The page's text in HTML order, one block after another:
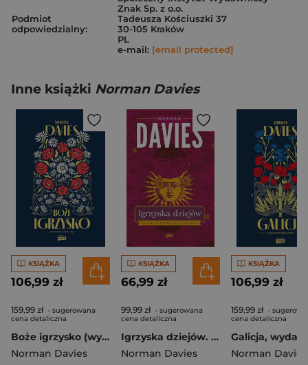
Podmiot
odpowiedzialny:
Znak Sp. z o.o.
Tadeusza Kościuszki 37
30-105 Kraków
PL
e-mail: [email protected]
Inne książki Norman Davies
KSIĄŻKA
106,99 zł
159,99 zł - sugerowana
cena detaliczna
Boże igrzysko (wyd. 2026 - nowa okładka)
Norman Davies
KSIĄŻKA
66,99 zł
99,99 zł - sugerowana
cena detaliczna
Igrzyska dziejów. Zapasy historyka z historią
Norman Davies
KSIĄŻKA
106,99 zł
159,99 zł -
cena detaliczna
Norman Davies